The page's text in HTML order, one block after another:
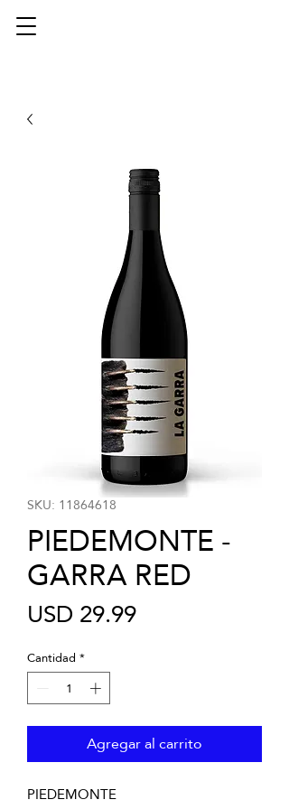
SKU: 11864618
PIEDEMONTE -
GARRA RED
USD 29.99Precio
Cantidad *
Agregar al carrito
PIEDEMONTE